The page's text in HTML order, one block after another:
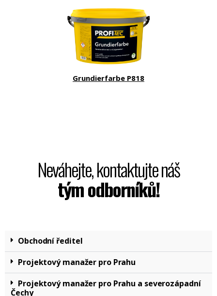
Grundierfarbe P818
Neváhejte, kontaktujte náš
tým odborníků!
Obchodní ředitel
Projektový manažer pro Prahu
Projektový manažer pro Prahu a severozápadní
Čechy